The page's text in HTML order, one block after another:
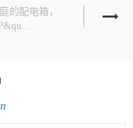
的配电箱，